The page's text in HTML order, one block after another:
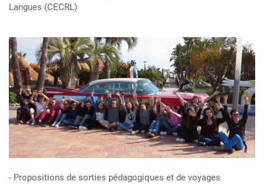
Langues (CECRL)
- Propositions de sorties pédagogiques et de voyages